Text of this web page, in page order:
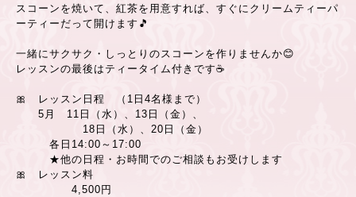
スコーンを焼いて、紅茶を用意すれば、すぐにクリームティーパ
ーティーだって開けます 🎵
一緒にサクサク・しっとりのスコーンを作りませんか😊
レッスンの最後はティータイム付きです☕
🎀 レッスン日程 （ 1 日 4名様まで）
5 月 11 日（水）、 13 日（金）、
18 日（水）、 20 日（金）
各日 14:00 ～ 17:00
★他の日程・お時間でのご相談もお受けします
🎀
レッスン料
4,500 円